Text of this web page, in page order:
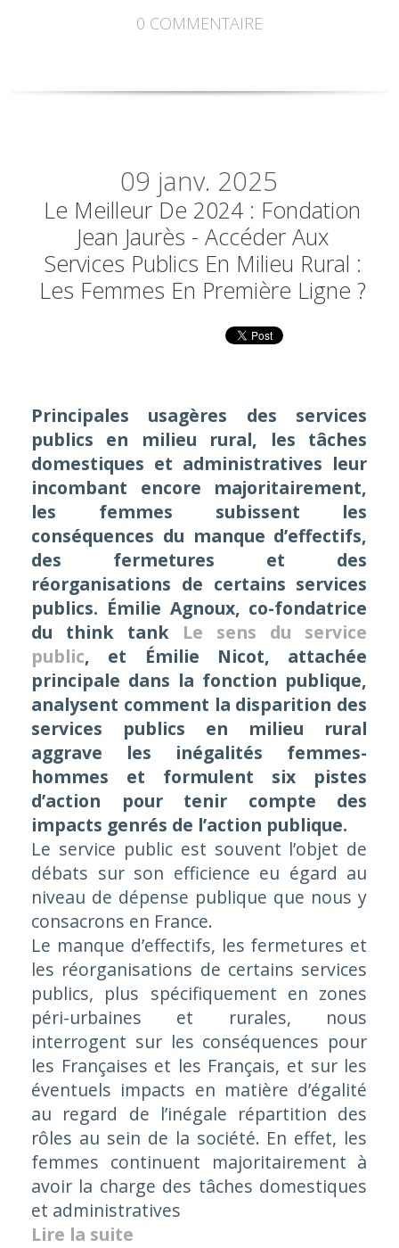
0 COMMENTAIRE
09 janv. 2025
Le Meilleur De 2024 : Fondation
Jean Jaurès - Accéder Aux
Services Publics En Milieu Rural :
Les Femmes En Première Ligne ?
Principales usagères des services
publics en milieu rural, les tâches
domestiques et administratives leur
incombant encore majoritairement,
les femmes subissent les
conséquences du manque d’effectifs,
des fermetures et des
réorganisations de certains services
publics. Émilie Agnoux, co-fondatrice
du think tank Le sens du service
public, et Émilie Nicot, attachée
principale dans la fonction publique,
analysent comment la disparition des
services publics en milieu rural
aggrave les inégalités femmes-
hommes et formulent six pistes
d’action pour tenir compte des
impacts genrés de l’action publique.
Le service public est souvent l’objet de
débats sur son efficience eu égard au
niveau de dépense publique que nous y
consacrons en France.
Le manque d’effectifs, les fermetures et
les réorganisations de certains services
publics, plus spécifiquement en zones
péri-urbaines et rurales, nous
interrogent sur les conséquences pour
les Françaises et les Français, et sur les
éventuels impacts en matière d’égalité
au regard de l’inégale répartition des
rôles au sein de la société. En effet, les
femmes continuent majoritairement à
avoir la charge des tâches domestiques
et administratives
Lire la suite